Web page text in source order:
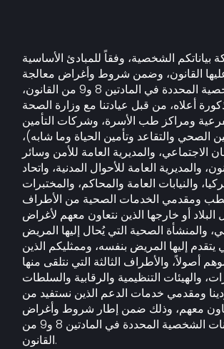
الشخصية، وفقاً للمبادئ الأساسية
القانون، وضمن شروط وأغراض معالجة
البيانات الشخصية المحددة في المادتين 8 و9 من القانون،
أعلاه، من قبل عيادتنا مع وزارة الصحة
ومراكز طب الأسرة، وشركات التأمين
الصحي والتقاعد وتأمين الحياة وما شابه)،
والمديرية العامة للأمن وسائر
والمديرية العامة للأحوال المدنية، واتحاد
والنيابات العامة والمحاكم، والمختبرات
ومقدمي الخدمات الصحية من الأطراف
البلاد أو خارجها الذين نتعاون معهم لأغراض
والمنشأة الصحية التي يُحال إليها المريض
يتقدم إليها المريض بنفسه، وممثليكم الذين
أصولاً، والأطراف الثالثة التي نتلقى منها
والهيئات التنظيمية والرقابية والسلطات
ومقدمي خدمات الدعم الذين نستفيد من
معهم، وذلك ضمن إطار شروط وأغراض
معالجة البيانات الشخصية المحددة في المادتين 8 و9 من
القانون.